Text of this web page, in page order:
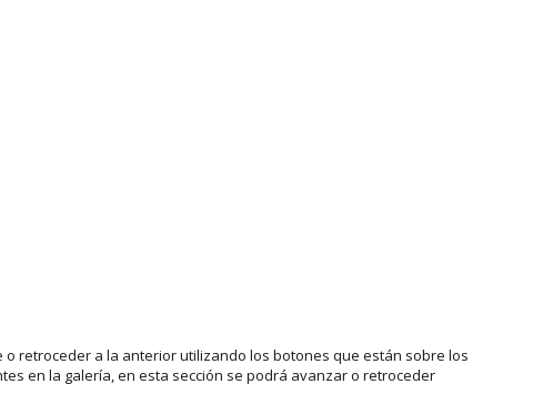
retroceder a la anterior utilizando los botones que están sobre los
en la galería, en esta sección se podrá avanzar o retroceder